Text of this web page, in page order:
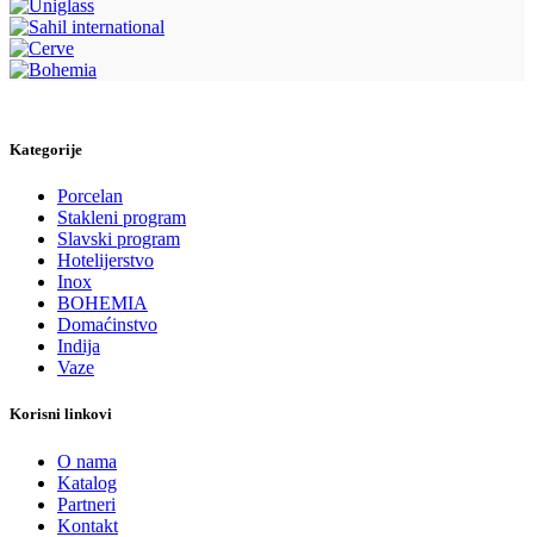
Kategorije
Porcelan
Stakleni program
Slavski program
Hotelijerstvo
Inox
BOHEMIA
Domaćinstvo
Indija
Vaze
Korisni linkovi
O nama
Katalog
Partneri
Kontakt